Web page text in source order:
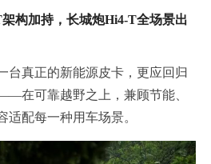
构加持，长城炮Hi4-T全场景出
台真正的新能源皮卡，更应回归
在可靠越野之上，兼顾节能、
适配每一种用车场景。